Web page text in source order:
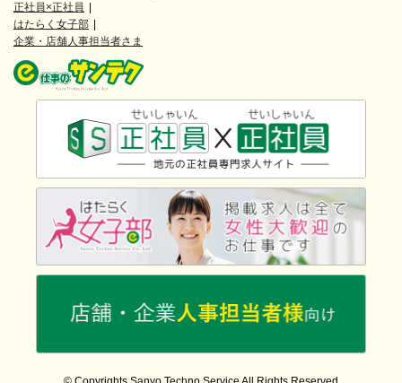
正社員×正社員
はたらく女子部
企業・店舗人事担当者さま